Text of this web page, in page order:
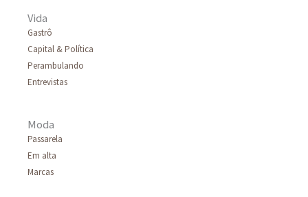
Vida
Gastrô
Capital & Política
Perambulando
Entrevistas
Moda
Passarela
Em alta
Marcas